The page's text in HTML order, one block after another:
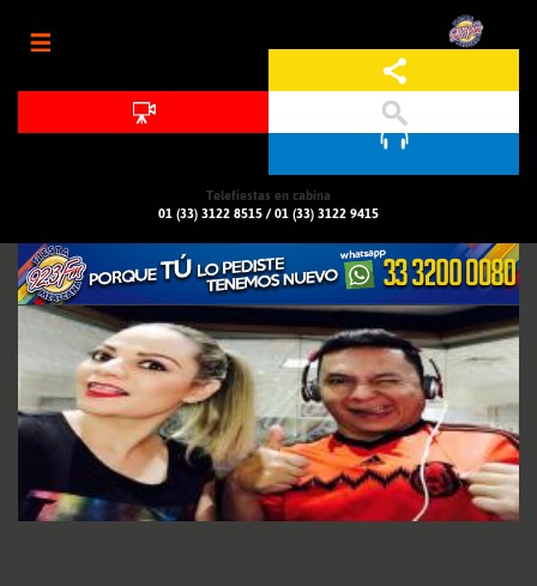
Telefiestas en cabina
01 (33) 3122 8515 /01 (33) 3122 9415